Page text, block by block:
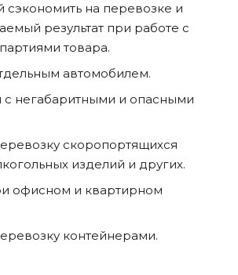
на перевозке и
результат при работе с
товара.
автомобилем.
негабаритными и опасными
скоропортящихся
изделий и других.
офисном и квартирном
контейнерами.